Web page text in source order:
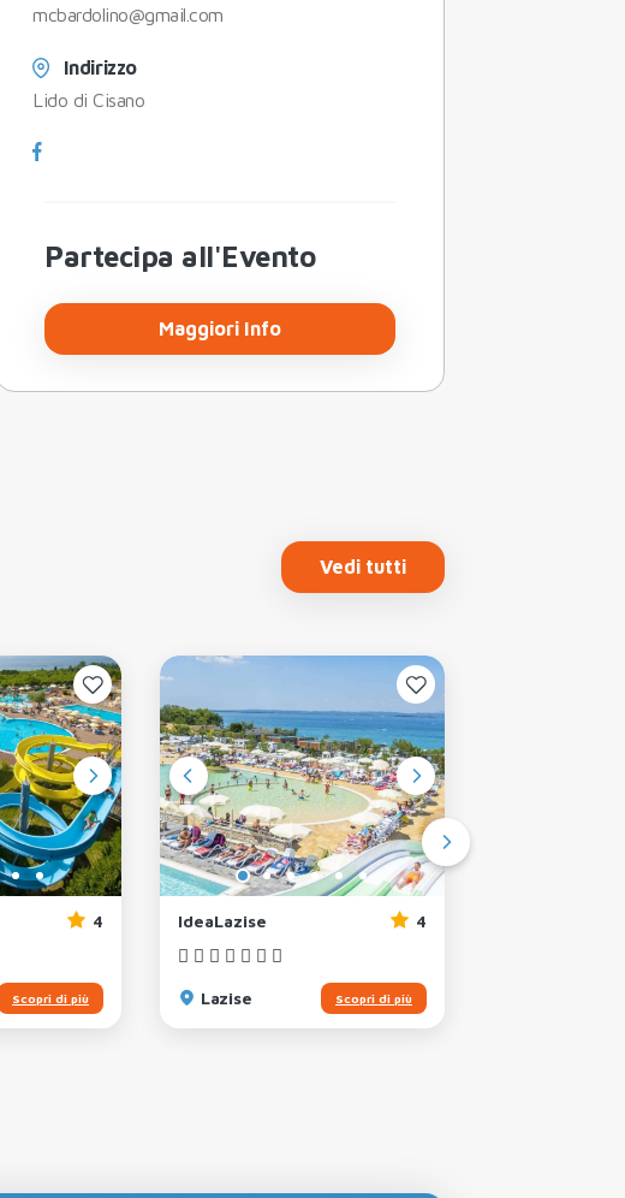
mcbardolino@gmail.com
Indirizzo
Lido di Cisano
Partecipa all'Evento
Maggiori Info
Vedi tutti
4
Scopri di più
IdeaLazise 4
Lazise Scopri di più